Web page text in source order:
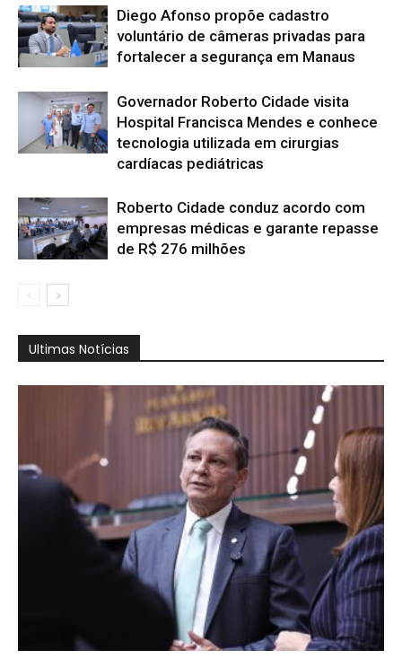
Diego Afonso propõe cadastro
voluntário de câmeras privadas para
fortalecer a segurança em Manaus
Governador Roberto Cidade visita
Hospital Francisca Mendes e conhece
tecnologia utilizada em cirurgias
cardíacas pediátricas
Roberto Cidade conduz acordo com
empresas médicas e garante repasse
de R$ 276 milhões
Ultimas Notícias